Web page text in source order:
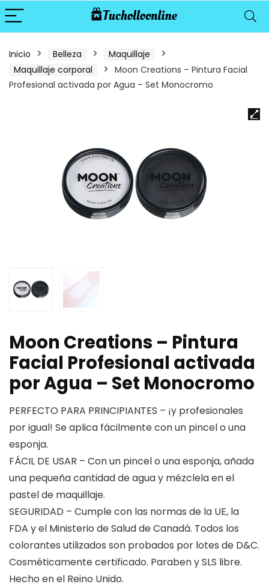
Inicio Belleza
Maquillaje
Maquillaje corporal
Moon Creations – Pintura Facial
Profesional activada por Agua – Set Monocromo
Moon Creations – Pintura
Facial Profesional activada
por Agua – Set Monocromo
PERFECTO PARA PRINCIPIANTES – ¡y profesionales
por igual! Se aplica fácilmente con un pincel o una
esponja.
FÁCIL DE USAR – Con un pincel o una esponja, añada
una pequeña cantidad de agua y mézclela en el
pastel de maquillaje.
SEGURIDAD – Cumple con las normas de la UE, la
FDA y el Ministerio de Salud de Canadá. Todos los
colorantes utilizados son probados por lotes de D&C.
Cosméticamente certificado. Paraben y SLS libre.
Hecho en el Reino Unido.